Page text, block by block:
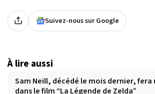
Suivez-nous sur Google
À lire aussi
Sam Neill, décédé le mois dernier,
dans le film “La Légende de Zelda”